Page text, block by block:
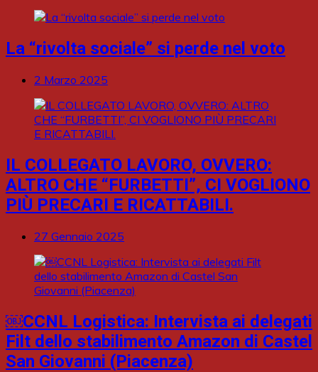
La “rivolta sociale” si perde nel voto
2 Marzo 2025
IL COLLEGATO LAVORO, OVVERO:
ALTRO CHE “FURBETTI”, CI VOGLIONO
PIÙ PRECARI E RICATTABILI.
27 Gennaio 2025
￼CCNL Logistica: Intervista ai delegati
Filt dello stabilimento Amazon di Castel
San Giovanni (Piacenza)